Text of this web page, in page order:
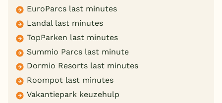
EuroParcs last minutes
Landal last minutes
TopParken last minutes
Summio Parcs last minute
Dormio Resorts last minutes
Roompot last minutes
Vakantiepark keuzehulp